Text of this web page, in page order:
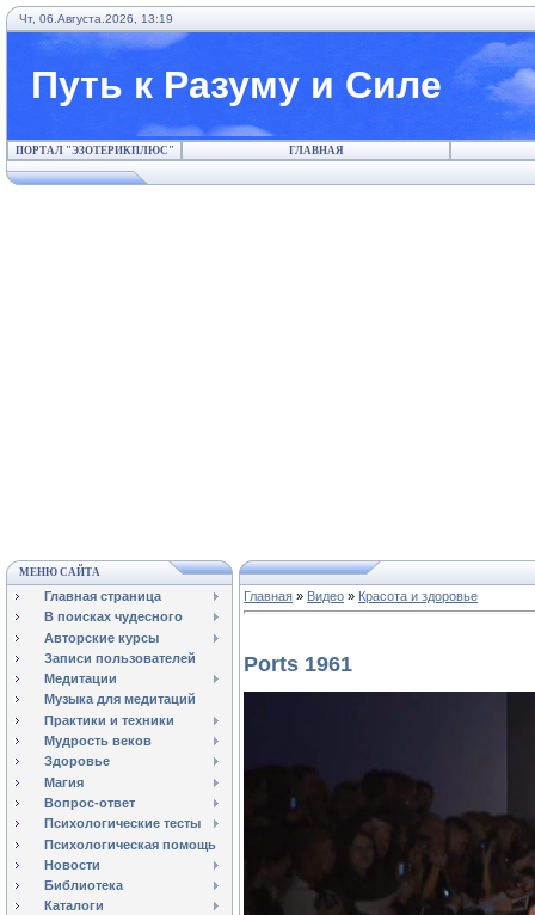
Чт, 06.Августа.2026, 13:19
Путь к Разуму и Силе
ПОРТАЛ "ЭЗОТЕРИКПЛЮС" ГЛАВНАЯ
МЕНЮ САЙТА
Главная страница
В поисках чудесного
Авторские курсы
Записи пользователей
Медитации
Музыка для медитаций
Практики и техники
Мудрость веков
Здоровье
Магия
Вопрос-ответ
Психологические тесты
Психологическая помощь
Новости
Библиотека
Каталоги
Главная » Видео » Красота и здоровье
Ports 1961